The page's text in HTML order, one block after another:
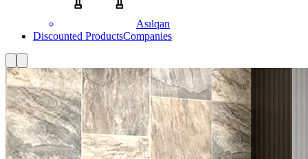
Asılqan
Discounted ProductsCompanies